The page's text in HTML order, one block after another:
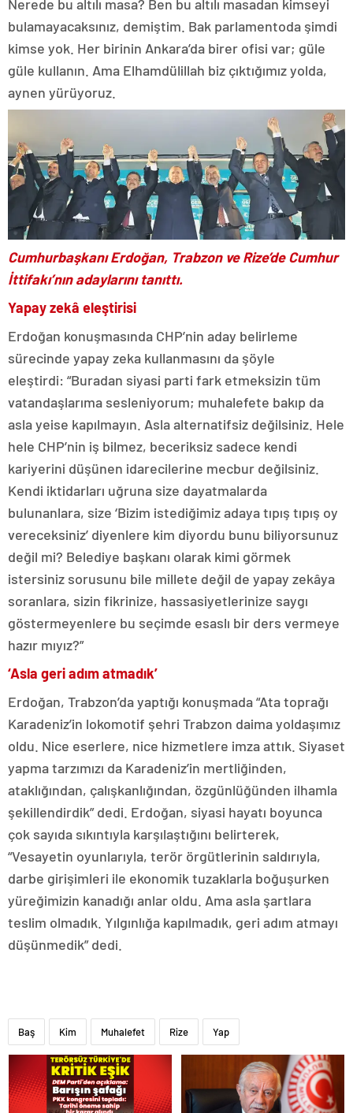
Nerede bu altılı masa? Ben bu altılı masadan kimseyi
bulamayacaksınız, demiştim. Bak parlamentoda şimdi
kimse yok. Her birinin Ankara’da birer ofisi var; güle
güle kullanın. Ama Elhamdülillah biz çıktığımız yolda,
aynen yürüyoruz.
Cumhurbaşkanı Erdoğan, Trabzon ve Rize’de Cumhur
İttifakı’nın adaylarını tanıttı.
Yapay zekâ eleştirisi
Erdoğan konuşmasında CHP’nin aday belirleme
sürecinde yapay zeka kullanmasını da şöyle
eleştirdi: “Buradan siyasi parti fark etmeksizin tüm
vatandaşlarıma sesleniyorum; muhalefete bakıp da
asla yeise kapılmayın. Asla alternatifsiz değilsiniz. Hele
hele CHP’nin iş bilmez, beceriksiz sadece kendi
kariyerini düşünen idarecilerine mecbur değilsiniz.
Kendi iktidarları uğruna size dayatmalarda
bulunanlara, size ‘Bizim istediğimiz adaya tıpış tıpış oy
vereceksiniz’ diyenlere kim diyordu bunu biliyorsunuz
değil mi? Belediye başkanı olarak kimi görmek
istersiniz sorusunu bile millete değil de yapay zekâya
soranlara, sizin fikrinize, hassasiyetlerinize saygı
göstermeyenlere bu seçimde esaslı bir ders vermeye
hazır mıyız?”
‘Asla geri adım atmadık’
Erdoğan, Trabzon’da yaptığı konuşmada “Ata toprağı
Karadeniz’in lokomotif şehri Trabzon daima yoldaşımız
oldu. Nice eserlere, nice hizmetlere imza attık. Siyaset
yapma tarzımızı da Karadeniz’in mertliğinden,
ataklığından, çalışkanlığından, özgünlüğünden ilhamla
şekillendirdik” dedi. Erdoğan, siyasi hayatı boyunca
çok sayıda sıkıntıyla karşılaştığını belirterek,
“Vesayetin oyunlarıyla, terör örgütlerinin saldırıyla,
darbe girişimleri ile ekonomik tuzaklarla boğuşurken
yüreğimizin kanadığı anlar oldu. Ama asla şartlara
teslim olmadık. Yılgınlığa kapılmadık, geri adım atmayı
düşünmedik” dedi.
Baş Kim Muhalefet Rize Yap